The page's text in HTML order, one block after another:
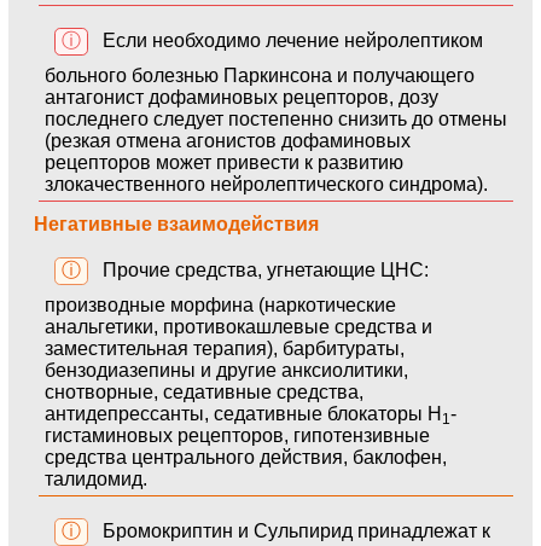
ⓘ
Если необходимо лечение нейролептиком
больного болезнью Паркинсона и получающего
антагонист дофаминовых рецепторов, дозу
последнего следует постепенно снизить до отмены
(резкая отмена агонистов дофаминовых
рецепторов может привести к развитию
злокачественного нейролептического синдрома).
Негативные взаимодействия
ⓘ
Прочие средства, угнетающие ЦНС:
производные морфина (наркотические
анальгетики, противокашлевые средства и
заместительная терапия), барбитураты,
бензодиазепины и другие анксиолитики,
снотворные, седативные средства,
антидепрессанты, седативные блокаторы H 1-
гистаминовых рецепторов, гипотензивные
средства центрального действия, баклофен,
талидомид.
ⓘ
Бромокриптин и Сульпирид принадлежат к